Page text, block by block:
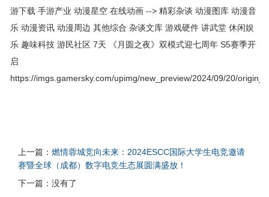
游下载 手游产业 动漫星空 在线动画 --> 精彩杂谈 动漫图库 动漫音
乐 动漫资讯 动漫周边 其他综合 杂谈文库 游戏硬件 讲武堂 休闲娱
乐 趣味科技 游民社区 7天 《月圆之夜》双模式迎七周年 S5赛季开
启
https://imgs.gamersky.com/upimg/new_preview/2024/09/20/
上一篇： 燃情蓉城竞向未来：2024ESCC国际大学生电竞邀请
赛暨全球（成都）数字电竞生态展圆满盛放！
下一篇：没有了